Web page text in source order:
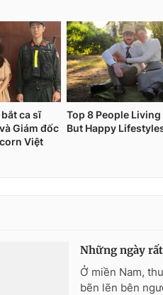
Những ngày
Ở miền Nam,
bẽn lẽn bên